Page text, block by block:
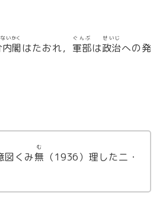
閣
いかく
はたおれ， 軍部
ぐんぶ
は政治
せいじ
への発
くみ無
む
（1936）理した二・